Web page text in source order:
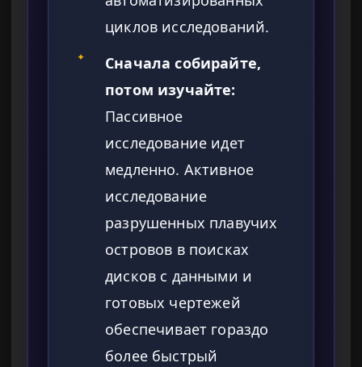
циклов исследований.
✦
Сначала собирайте,
потом изучайте:
Пассивное
исследование идет
медленно. Активное
исследование
разрушенных плавучих
островов в поисках
дисков с данными и
готовых чертежей
обеспечивает гораздо
более быстрый